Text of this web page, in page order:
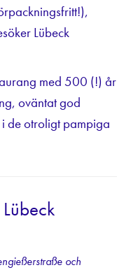
Lübeck
med 500 (!) år
oväntat god
de otroligt pampiga
och